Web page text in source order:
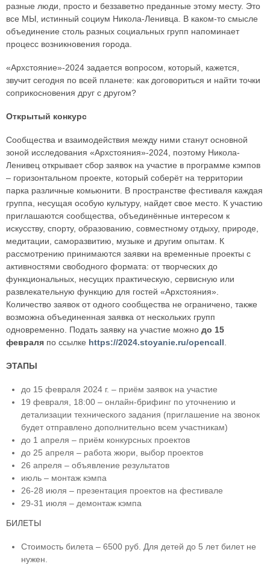
разные люди, просто и беззаветно преданные этому месту. Это
все МЫ, истинный социум Никола-Ленивца. В каком-то смысле
объединение столь разных социальных групп напоминает
процесс возникновения города.
«Архстояние»-2024 задается вопросом, который, кажется,
звучит сегодня по всей планете: как договориться и найти точки
соприкосновения друг с другом?
Открытый конкурс
Сообщества и взаимодействия между ними станут основной
зоной исследования «Архстояния»-2024, поэтому Никола-
Ленивец открывает сбор заявок на участие в программе кэмпов
– горизонтальном проекте, который соберёт на территории
парка различные комьюнити. В пространстве фестиваля каждая
группа, несущая особую культуру, найдет свое место. К участию
приглашаются сообщества, объединённые интересом к
искусству, спорту, образованию, совместному отдыху, природе,
медитации, саморазвитию, музыке и другим опытам. К
рассмотрению принимаются заявки на временные проекты с
активностями свободного формата: от творческих до
функциональных, несущих практическую, сервисную или
развлекательную функцию для гостей «Архстояния».
Количество заявок от одного сообщества не ограничено, также
возможна объединенная заявка от нескольких групп
одновременно. Подать заявку на участие можно до 15
февраля по ссылке https://2024.stoyanie.ru/opencall
ЭТАПЫ
до 15 февраля 2024 г. – приём заявок на участие
19 февраля, 18:00 – онлайн-брифинг по уточнению и
детализации технического задания (приглашение на звонок
будет отправлено дополнительно всем участникам)
до 1 апреля – приём конкурсных проектов
до 25 апреля – работа жюри, выбор проектов
26 апреля – объявление результатов
июль – монтаж кэмпа
26-28 июля – презентация проектов на фестивале
29-31 июля – демонтаж кэмпа
БИЛЕТЫ
Стоимость билета – 6500 руб. Для детей до 5 лет билет не
нужен.